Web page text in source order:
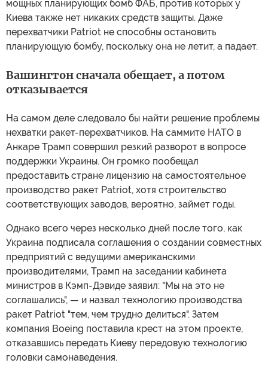
мощных планирующих бомб ФАБ, против которых у
Киева также нет никаких средств защиты. Даже
перехватчики Patriot не способны остановить
планирующую бомбу, поскольку она не летит, а падает.
Вашингтон сначала обещает, а потом
отказывается
На самом деле следовало бы найти решение проблемы
нехватки ракет-перехватчиков. На саммите НАТО в
Анкаре Трамп совершил резкий разворот в вопросе
поддержки Украины. Он громко пообещал
предоставить стране лицензию на самостоятельное
производство ракет Patriot, хотя строительство
соответствующих заводов, вероятно, займет годы.
Однако всего через несколько дней после того, как
Украина подписала соглашения о создании совместных
предприятий с ведущими американскими
производителями, Трамп на заседании кабинета
министров в Кэмп-Дэвиде заявил: "Мы на это не
соглашались", — и назвал технологию производства
ракет Patriot "тем, чем трудно делиться". Затем
компания Boeing поставила крест на этом проекте,
отказавшись передать Киеву передовую технологию
головки самонаведения.